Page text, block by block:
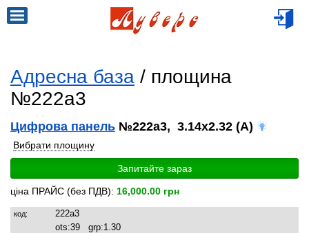
Адресна база / площина
№222a3
Цифрова панель №222a3, 3.14x2.32 (A)
Вибрати площину
Запитайте зараз
ціна ПРАЙС (без ПДВ): 16,000.00 грн
код:
222a3
ots:39 grp:1.30